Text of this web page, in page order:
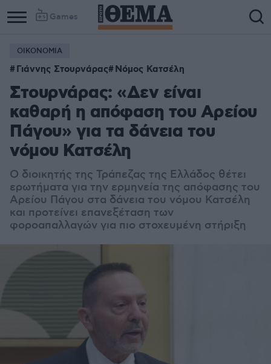
Games
ΟΙΚΟΝΟΜΙΑ
Γιάννης Στουρνάρας Νόμος Κατσέλη
Στουρνάρας: «Δεν είναι
καθαρή η απόφαση του Αρείου
Πάγου» για τα δάνεια του
νόμου Κατσέλη
Ο διοικητής της Τράπεζας της Ελλάδος θέτει
ερωτήματα για την ερμηνεία της απόφασης του
Αρείου Πάγου στα δάνεια του νόμου Κατσέλη
και προτείνει επανεξέταση των
φοροαπαλλαγών για πιο στοχευμένη στήριξη